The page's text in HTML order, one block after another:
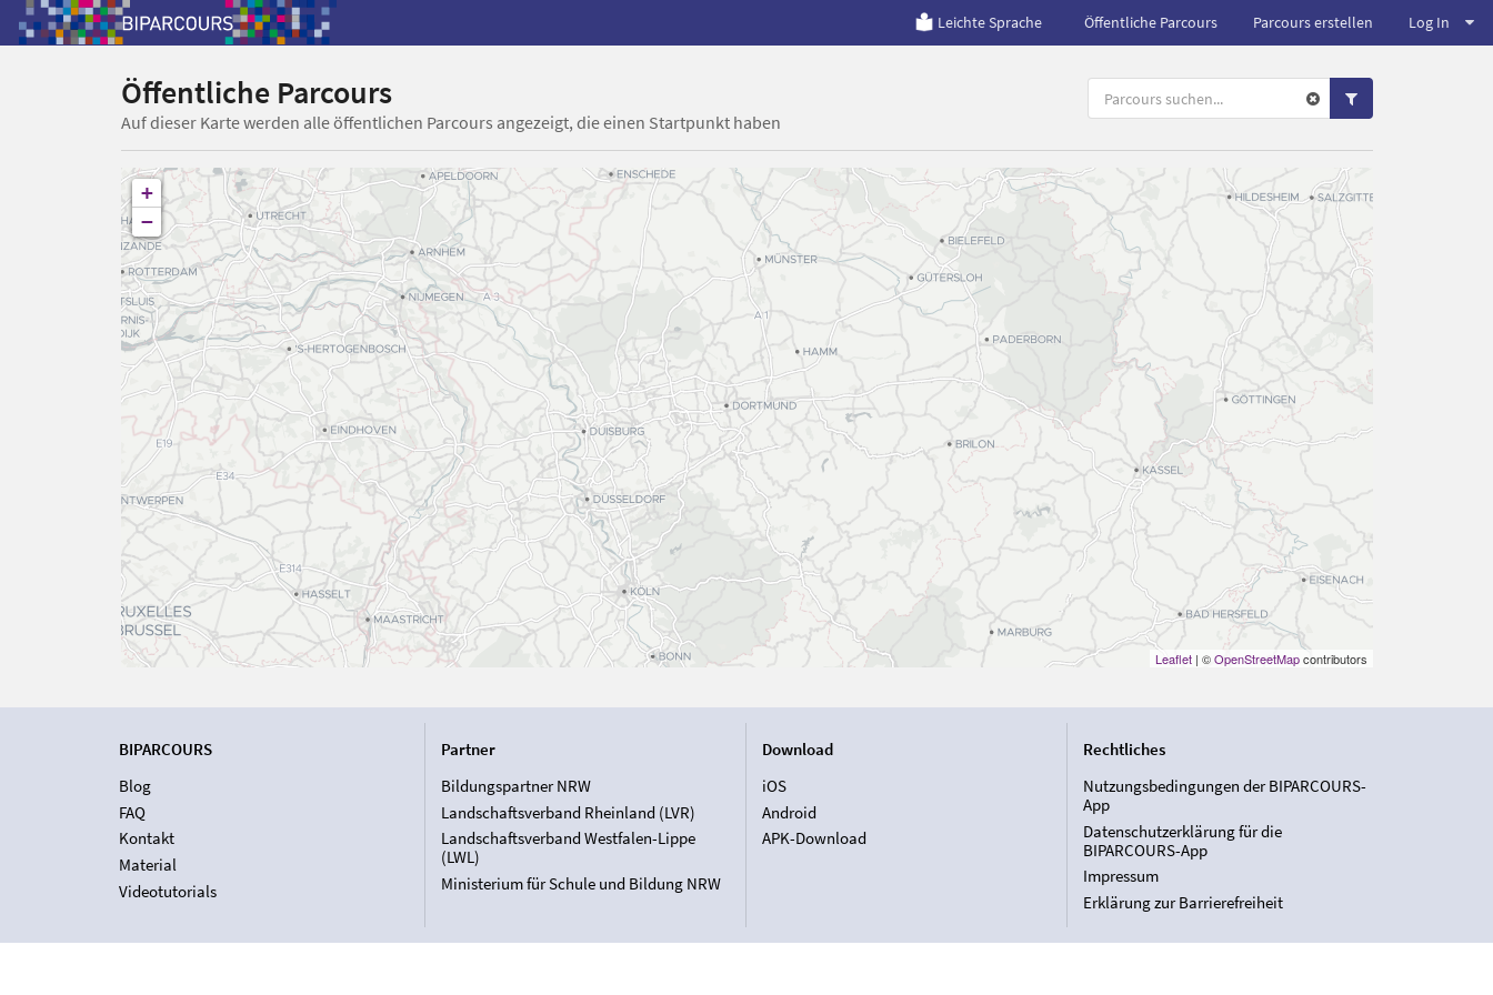
Leichte Sprache Öffentliche Parcours Parcours erstellen Log In
Öffentliche Parcours
Auf dieser Karte werden alle öffentlichen Parcours angezeigt, die einen Startpunkt haben
+
−
Leaflet| ©OpenStreetMapcontributors
BIPARCOURS
Blog
FAQ
Kontakt
Material
Videotutorials
Partner
Bildungspartner NRW
Landschaftsverband Rheinland (LVR)
Landschaftsverband Westfalen-Lippe
(LWL)
Ministerium für Schule und Bildung NRW
Download
iOS
Android
APK-Download
Rechtliches
Nutzungsbedingungen der BIPARCOURS-
App
Datenschutzerklärung für die
BIPARCOURS-App
Impressum
Erklärung zur Barrierefreiheit